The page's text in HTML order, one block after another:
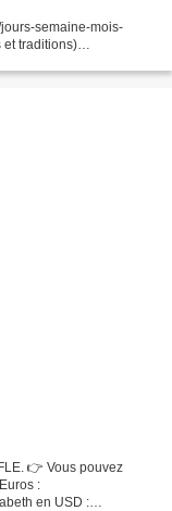
semaine-mois-
et traditions)
👉 Vous pouvez
:
en USD :